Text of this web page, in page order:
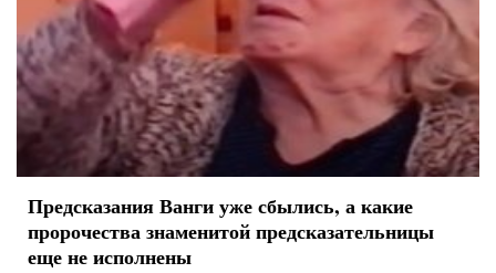
Предсказания Ванги уже сбылись, а какие
пророчества знаменитой предсказательницы
еще не исполнены